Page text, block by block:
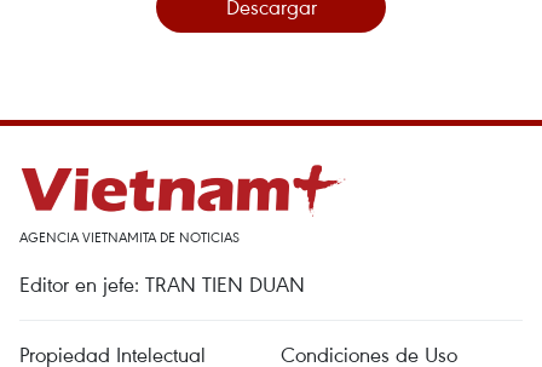
Descargar
AGENCIA VIETNAMITA DE NOTICIAS
Editor en jefe: TRAN TIEN DUAN
Propiedad Intelectual Condiciones de Uso